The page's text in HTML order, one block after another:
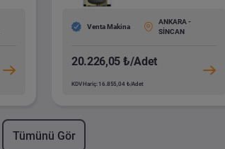
Venta Makina
ANKARA -
SİNCAN
20.226,05 ₺/Adet
KDV Hariç: 16.855,04 ₺/Adet
Tümünü Gör